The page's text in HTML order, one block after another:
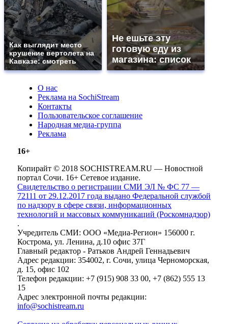
Как выглядит место
крушение вертолета на
Кавказе: смотреть
Не ешьте эту
готовую еду из
магазина: список
О нас
Реклама на SochiStream
Контакты
Пользовательское соглашение
Народная медиа-группа
Реклама
16+
Копирайт © 2018 SOCHISTREAM.RU — Новостной
портал Сочи. 16+ Сетевое издание.
Свидетельство о регистрации СМИ ЭЛ № ФС 77 —
72111 от 29.12.2017 года выдано Федеральной службой
по надзору в сфере связи, информационных
технологий и массовых коммуникаций (Роскомнадзор)
.
Учредитель СМИ: ООО «Медиа-Регион» 156000 г.
Кострома, ул. Ленина, д.10 офис 37Г
Главный редактор - Ратьков Андрей Геннадьевич
Адрес редакции: 354002, г. Сочи, улица Черноморская,
д. 15, офис 102
Телефон редакции: +7 (915) 908 33 00, +7 (862) 555 13
15
Адрес электронной почты редакции:
info@sochistream.ru